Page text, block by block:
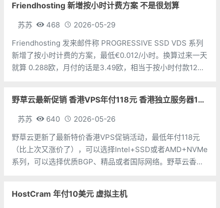
方式。
Friendhosting 新增按小时计费方案 不是很划算
苏苏 468
2026-05-29
Friendhosting 发来邮件称 PROGRESSIVE SSD VDS 系列
新增了按小时计费的方案，最低€0.012/小时。换算过来一天
就算 0.288欧，月付的话是3.49欧，相当于按小时付款12
野草云最新促销 香港VPS年付118元 香港独立服务器199元/月
苏苏 640
2026-05-26
野草云更新了最新特价香港VPS促销活动，最低年付118元
（比上次又涨价了），可以选择Intel+SSD或者AMD+NVMe
系列，可以选择优质BGP、精品或者国际网络。野草云香港
使用，最
HostCram 年付10美元 虚拟主机